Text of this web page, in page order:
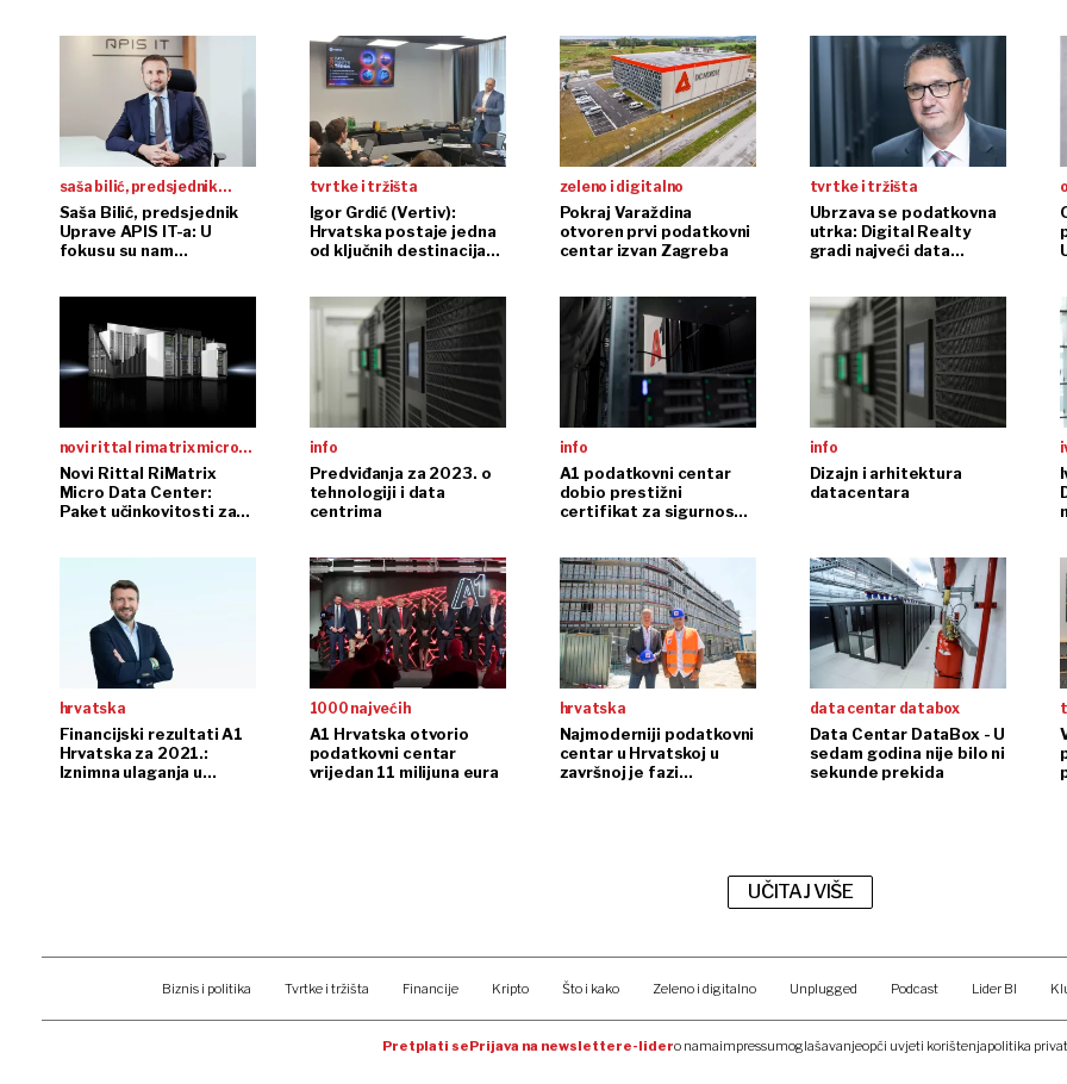
saša bilić, predsjednik
uprave apis it-a:
Saša Bilić, predsjednik
Uprave APIS IT-a: U
fokusu su nam
tvrtke i tržišta
Igor Grdić (Vertiv):
Hrvatska postaje jedna
od ključnih destinacija
zeleno i digitalno
Pokraj Varaždina
otvoren prvi podatkovni
centar izvan Zagreba
tvrtke i tržišta
Ubrzava se podatkovna
utrka: Digital Realty
gradi najveći data
novi rittal rimatrix micro
data center
Novi Rittal RiMatrix
Micro Data Center:
Paket učinkovitosti za
info
Predviđanja za 2023. o
tehnologiji i data
centrima
info
A1 podatkovni centar
dobio prestižni
certifikat za sigurnost
info
Dizajn i arhitektura
datacentara
hrvatska
Financijski rezultati A1
Hrvatska za 2021.:
Iznimna ulaganja u
1000 najvećih
A1 Hrvatska otvorio
podatkovni centar
vrijedan 11 milijuna eura
hrvatska
Najmoderniji podatkovni
centar u Hrvatskoj u
završnoj je fazi
data centar databox
Data Centar DataBox - U
sedam godina nije bilo ni
sekunde prekida
UČITAJ VIŠE
Biznis i politika Tvrtke i tržišta Financije Kripto Što i kako Zeleno i digitalno Unplugged Podcast Lider BI
Pretplati sePrijava na newslettere-lidero namaimpressumoglašavanjeopći uvjeti korištenjapolitika